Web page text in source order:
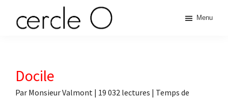
principale
O
érotique
Menu
Docile
Par Monsieur Valmont | 19 032 lectures | Temps de